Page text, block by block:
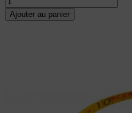
Ajouter au panier